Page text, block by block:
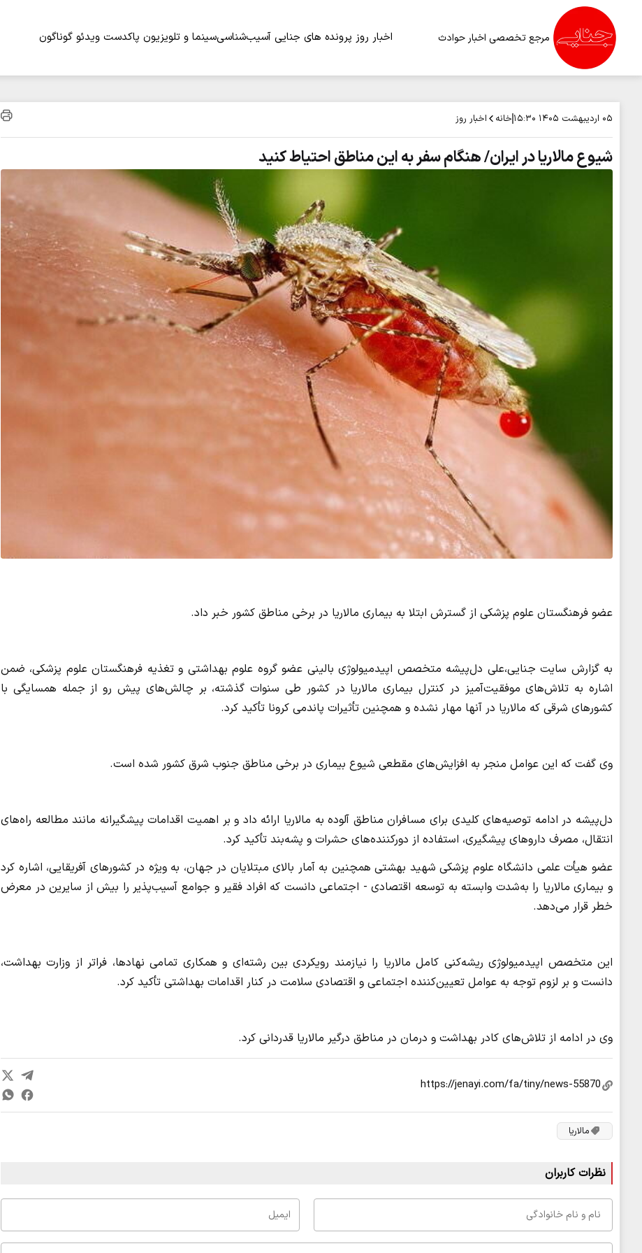
مرجع تخصصی اخبار حوادث اخبار روز پرونده های جنایی آسیب‌شناسیسینما و تلویزیون پاکدست ویدئو گوناگون
۰۵ اردیبهشت ۱۴۰۵ ۱۵:۳۰ خانه اخبار روز
شیوع مالاریا در ایران/ هنگام سفر به این مناطق احتیاط کنید
عضو فرهنگستان علوم پزشکی از گسترش ابتلا به بیماری مالاریا در برخی مناطق کشور خبر داد.
به گزارش سایت جنایی،علی دل‌پیشه متخصص اپیدمیولوژی بالینی عضو گروه علوم بهداشتی و تغذیه فرهنگستان علوم پزشکی، ضمن
اشاره به تلاش‌های موفقیت‌آمیز در کنترل بیماری مالاریا در کشور طی سنوات گذشته، بر چالش‌های پیش رو از جمله همسایگی با
کشورهای شرقی که مالاریا در آنها مهار نشده و همچنین تأثیرات پاندمی کرونا تأکید کرد.
وی گفت که این عوامل منجر به افزایش‌های مقطعی شیوع بیماری در برخی مناطق جنوب شرق کشور شده است.
دل‌پیشه در ادامه توصیه‌های کلیدی برای مسافران مناطق آلوده به مالاریا ارائه داد و بر اهمیت اقدامات پیشگیرانه مانند مطالعه راه‌های
انتقال، مصرف داروهای پیشگیری، استفاده از دورکننده‌های حشرات و پشه‌بند تأکید کرد.
عضو هیأت علمی دانشگاه علوم پزشکی شهید بهشتی همچنین به آمار بالای مبتلایان در جهان، به ویژه در کشورهای آفریقایی، اشاره کرد
و بیماری مالاریا را به‌شدت وابسته به توسعه اقتصادی - اجتماعی دانست که افراد فقیر و جوامع آسیب‌پذیر را بیش از سایرین در معرض
خطر قرار می‌دهد.
این متخصص اپیدمیولوژی ریشه‌کنی کامل مالاریا را نیازمند رویکردی بین رشته‌ای و همکاری تمامی نهادها، فراتر از وزارت بهداشت،
دانست و بر لزوم توجه به عوامل تعیین‌کننده اجتماعی و اقتصادی سلامت در کنار اقدامات بهداشتی تأکید کرد.
وی در ادامه از تلاش‌های کادر بهداشت و درمان در مناطق درگیر مالاریا قدردانی کرد.
مالاریا
نظرات کاربران